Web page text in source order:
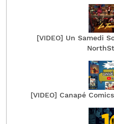
[VIDEO] Un Samedi
[VIDEO] Canapé